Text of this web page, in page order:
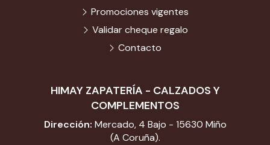
HIMAY ZAPATERÍA - CALZADOS Y
COMPLEMENTOS
Dirección: Mercado, 4 Bajo - 15630 Miño
(A Coruña).
Promociones vigentes
Validar cheque regalo
Contacto